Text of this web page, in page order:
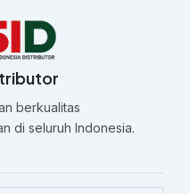
berkualitas
di seluruh Indonesia.